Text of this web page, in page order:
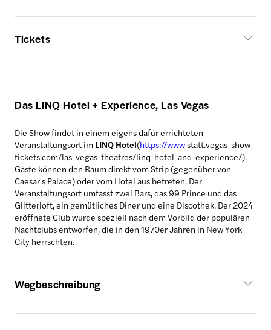
Tickets
Das LINQ Hotel + Experience, Las Vegas
Die Show findet in einem eigens dafür errichteten
Veranstaltungsort im LINQ Hotel(https://wwwstatt.vegas-show-
tickets.com/las-vegas-theatres/linq-hotel-and-experience/).
Gäste können den Raum direkt vom Strip (gegenüber von
Caesar's Palace) oder vom Hotel aus betreten. Der
Veranstaltungsort umfasst zwei Bars, das 99 Prince und das
Glitterloft, ein gemütliches Diner und eine Discothek. Der 2024
eröffnete Club wurde speziell nach dem Vorbild der populären
Nachtclubs entworfen, die in den 1970er Jahren in New York
City herrschten.
Wegbeschreibung